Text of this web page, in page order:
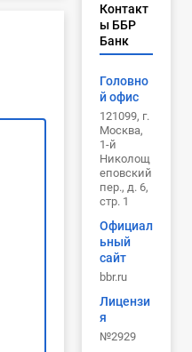
Контакт
ы ББР
Банк
Головно
й офис
121099, г.
Москва,
1-й
Николощ
еповский
пер., д. 6,
стр. 1
Официал
ьный
сайт
bbr.ru
Лицензи
я
№2929